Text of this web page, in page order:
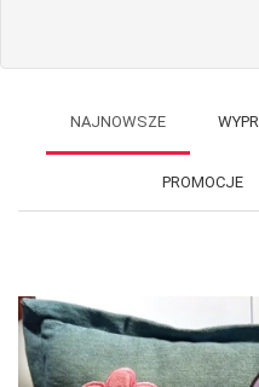
NAJNOWSZE
PROMOCJE